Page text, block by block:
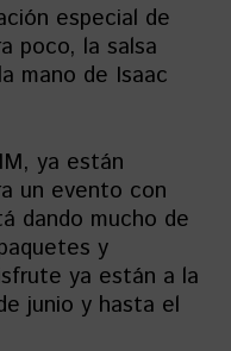
especial de
poco, la salsa
mano de Isaac
ya están
un evento con
dando mucho de
y
ya están a la
junio y hasta el